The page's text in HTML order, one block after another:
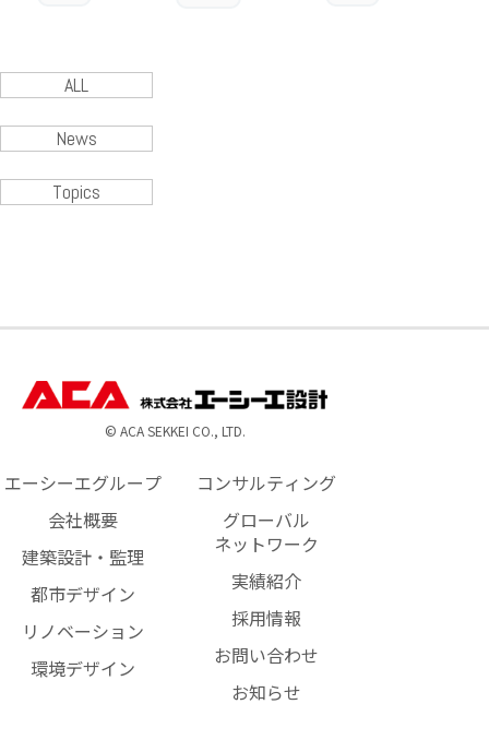
ALL
News
Topics
© ACA SEKKEI CO., LTD.
エーシーエグループ
会社概要
建築設計・監理
都市デザイン
リノベーション
環境デザイン
コンサルティング
グローバル
ネットワーク
実績紹介
採用情報
お問い合わせ
お知らせ